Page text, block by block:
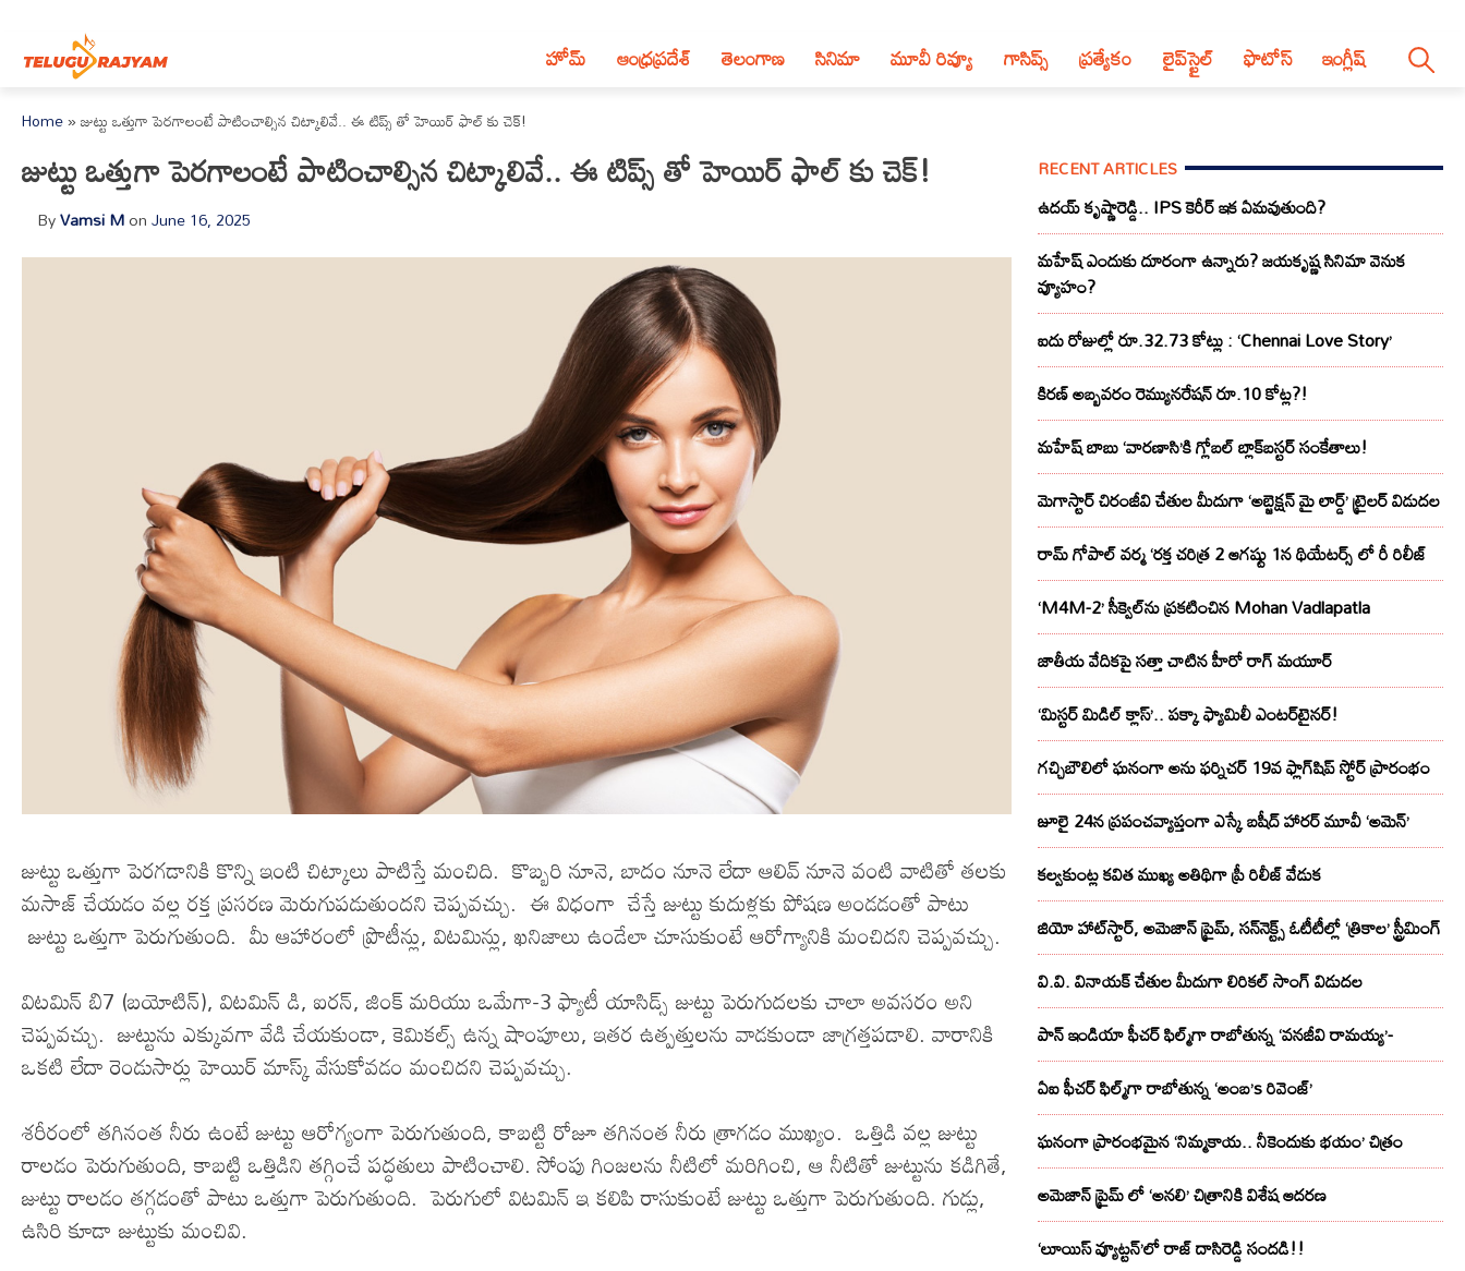
హోమ్ ఆంధ్ర‌ప్ర‌దేశ్‌ తెలంగాణ‌ సినిమా మూవీ రివ్యూ గాసిప్స్ ప్రత్యేకం లైప్‌స్టైల్‌ ఫొటోస్ ఇంగ్లీష్
Home»జుట్టు ఒత్తుగా పెరగాలంటే పాటించాల్సిన చిట్కాలివే.. ఈ టిప్స్ తో హెయిర్ ఫాల్ కు చెక్!
జుట్టు ఒత్తుగా పెరగాలంటే పాటించాల్సిన చిట్కాలివే.. ఈ టిప్స్ తో హెయిర్ ఫాల్ కు చెక్!
ByVamsi MonJune 16, 2025
జుట్టు ఒత్తుగా పెరగడానికి కొన్ని ఇంటి చిట్కాలు పాటిస్తే మంచిది. కొబ్బరి నూనె, బాదం నూనె లేదా ఆలివ్ నూనె వంటి వాటితో తలకు
మసాజ్ చేయడం వల్ల రక్త ప్రసరణ మెరుగుపడుతుందని చెప్పవచ్చు. ఈ విధంగా చేస్తే జుట్టు కుదుళ్లకు పోషణ అండడంతో పాటు
జుట్టు ఒత్తుగా పెరుగుతుంది. మీ ఆహారంలో ప్రొటీన్లు, విటమిన్లు, ఖనిజాలు ఉండేలా చూసుకుంటే ఆరోగ్యానికి మంచిదని చెప్పవచ్చు.
విటమిన్ బి7 (బయోటిన్), విటమిన్ డి, ఐరన్, జింక్ మరియు ఒమేగా-3 ఫ్యాటీ యాసిడ్స్ జుట్టు పెరుగుదలకు చాలా అవసరం అని
చెప్పవచ్చు. జుట్టును ఎక్కువగా వేడి చేయకుండా, కెమికల్స్ ఉన్న షాంపూలు, ఇతర ఉత్పత్తులను వాడకుండా జాగ్రత్తపడాలి. వారానికి
ఒకటి లేదా రెండుసార్లు హెయిర్ మాస్క్ వేసుకోవడం మంచిదని చెప్పవచ్చు.
శరీరంలో తగినంత నీరు ఉంటే జుట్టు ఆరోగ్యంగా పెరుగుతుంది, కాబట్టి రోజూ తగినంత నీరు త్రాగడం ముఖ్యం. ఒత్తిడి వల్ల జుట్టు
రాలడం పెరుగుతుంది, కాబట్టి ఒత్తిడిని తగ్గించే పద్ధతులు పాటించాలి. సోంపు గింజలను నీటిలో మరిగించి, ఆ నీటితో జుట్టును కడిగితే,
జుట్టు రాలడం తగ్గడంతో పాటు ఒత్తుగా పెరుగుతుంది. పెరుగులో విటమిన్ ఇ కలిపి రాసుకుంటే జుట్టు ఒత్తుగా పెరుగుతుంది. గుడ్లు,
ఉసిరి కూడా జుట్టుకు మంచివి.
RECENT ARTICLES
ఉదయ్ కృష్ణారెడ్డి.. IPS కెరీర్ ఇక ఏమవుతుంది?
మహేష్ ఎందుకు దూరంగా ఉన్నారు? జయకృష్ణ సినిమా వెనుక
వ్యూహం?
ఐదు రోజుల్లో రూ.32.73 కోట్లు : ‘Chennai Love Story’
కిరణ్ అబ్బవరం రెమ్యునరేషన్ రూ.10 కోట్ల?!
మహేష్ బాబు ‘వారణాసి’కి గ్లోబల్ బ్లాక్‌బస్టర్ సంకేతాలు!
మెగాస్టార్ చిరంజీవి చేతుల మీదుగా ‘అబ్జెక్ష‌న్ మై లార్డ్‌’ ట్రైల‌ర్ విడుద‌ల
రామ్ గోపాల్ వర్మ ‘రక్త చరిత్ర 2 ఆగష్టు 1న థియేటర్స్ లో రీ రిలీజ్
‘M4M-2’ సీక్వెల్‌ను ప్రకటించిన Mohan Vadlapatla
జాతీయ వేదికపై సత్తా చాటిన హీరో రాగ్ మయూర్‌
‘మిస్టర్ మిడిల్ క్లాస్’.. పక్కా ఫ్యామిలీ ఎంటర్‌టైనర్!
గచ్చిబౌలిలో ఘనంగా అను ఫర్నిచర్ 19వ ఫ్లాగ్‌షిప్ స్టోర్ ప్రారంభం
జూలై 24న ప్రపంచవ్యాప్తంగా ఎస్కే బషీద్‌ హారర్ మూవీ ‘అమెన్’
కల్వకుంట్ల కవిత ముఖ్య అతిథిగా ప్రీ రిలీజ్ వేడుక
జియో హాట్‌స్టార్, అమెజాన్ ప్రైమ్, సన్‌నెక్ట్స్ ఓటీటీల్లో ‘త్రికాల’ స్ట్రీమింగ్
వి.వి. వినాయక్ చేతుల మీదుగా లిరికల్ సాంగ్ విడుదల
పాన్ ఇండియా ఫీచర్ ఫిల్మ్‌గా రాబోతున్న ‘వనజీవి రామయ్య’-
ఏఐ ఫీచర్ ఫిల్మ్‌గా రాబోతున్న ‘అంబ’s రివెంజ్’
ఘనంగా ప్రారంభమైన ‘నిమ్మకాయ.. నీకెందుకు భయం’ చిత్రం
అమెజాన్ ప్రైమ్ లో ‘అనలి’ చిత్రానికి విశేష ఆదరణ
‘లూయిస్ వ్యూట్టన్’లో రాజ్ దాసిరెడ్డి సందడి!!